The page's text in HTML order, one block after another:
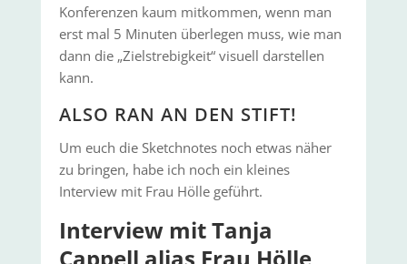
Konferenzen kaum mitkommen, wenn man
erst mal 5 Minuten überlegen muss, wie man
dann die „Zielstrebigkeit“ visuell darstellen
kann.
ALSO RAN AN DEN STIFT!
Um euch die Sketchnotes noch etwas näher
zu bringen, habe ich noch ein kleines
Interview mit Frau Hölle geführt.
Interview mit Tanja